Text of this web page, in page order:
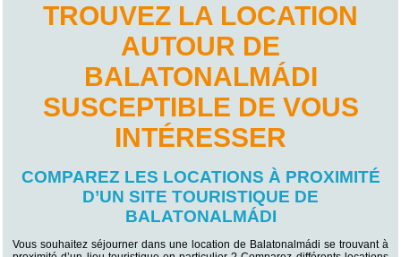
TROUVEZ LA LOCATION
AUTOUR DE
BALATONALMÁDI
SUSCEPTIBLE DE VOUS
INTÉRESSER
COMPAREZ LES LOCATIONS À PROXIMITÉ
D’UN SITE TOURISTIQUE DE
BALATONALMÁDI
Vous souhaitez séjourner dans une location de Balatonalmádi se trouvant à